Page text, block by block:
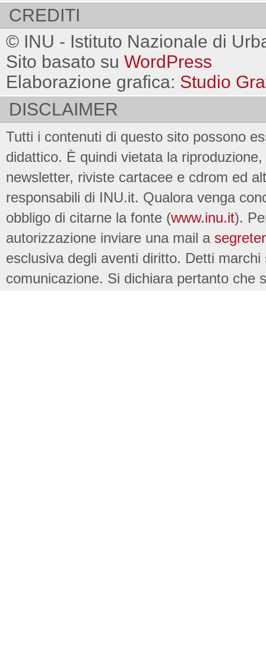
CREDITI
© INU - Istituto Nazionale di
Sito basato su WordPress
Elaborazione grafica: Studio
DISCLAIMER
Tutti i contenuti di questo sito possono
didattico. È quindi vietata la
newsletter, riviste cartacee e cdrom ed
responsabili di INU.it. Qualora venga
obbligo di citarne la fonte (www.inu.it).
autorizzazione inviare una mail a
esclusiva degli aventi diritto. Detti
comunicazione. Si dichiara pertanto che